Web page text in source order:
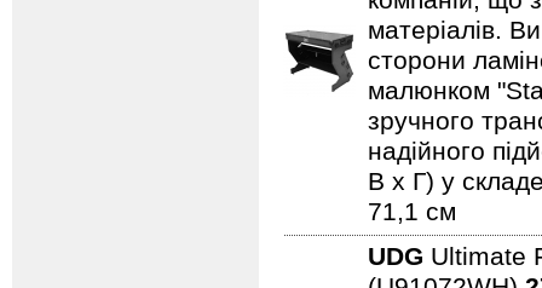
матеріалів.
сторони
малюнком
зручного
надійного
В x Г) у
71,1 см
UDG Ultimate